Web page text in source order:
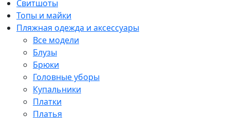
Свитшоты
Топы и майки
Пляжная одежда и аксессуары
Все модели
Блузы
Брюки
Головные уборы
Купальники
Платки
Платья